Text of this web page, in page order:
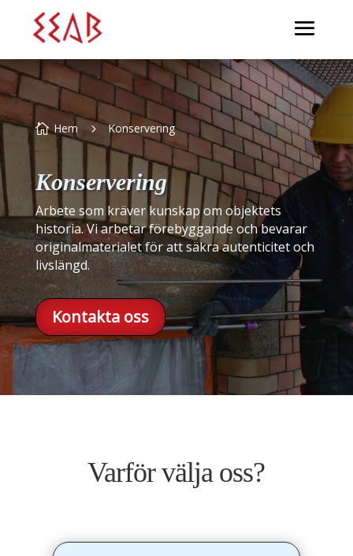
Hem Konservering
Konservering
Arbete som kräver kunskap om objektets
historia. Vi arbetar förebyggande och bevarar
originalmaterialet för att säkra autenticitet och
livslängd.
Kontakta oss
Varför välja oss?